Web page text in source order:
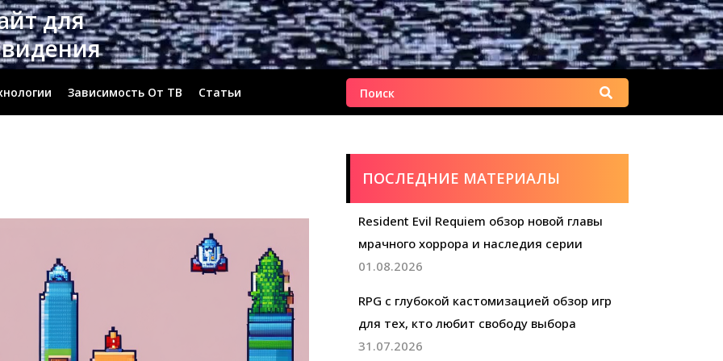
для
Зависимость От ТВ Статьи Найти:
ПОСЛЕДНИЕ МАТЕРИАЛЫ
Resident Evil Requiem обзор новой главы
мрачного хоррора и наследия серии
01.08.2026
RPG с глубокой кастомизацией обзор игр
для тех, кто любит свободу выбора
31.07.2026